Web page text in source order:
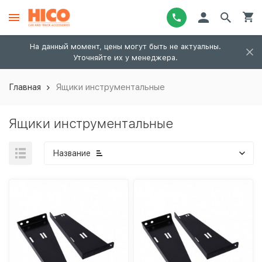
На данный момент, цены могут быть не актуальны.
Уточняйте их у менеджера.
Главная Ящики инструментальные
Ящики инструментальные
Название